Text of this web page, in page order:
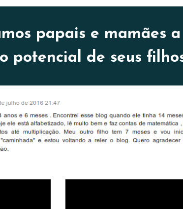
papais e mamães
potencial de seus